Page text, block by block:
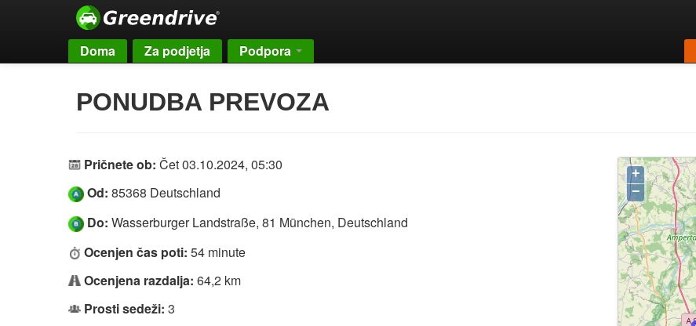
Doma Za podjetja Podpora
PONUDBA PREVOZA
Pričnete ob: Čet 03.10.2024, 05:30
Od: 85368 Deutschland
Do: Wasserburger Landstraße, 81 München, Deutschland
Ocenjen čas poti: 54 minute
Ocenjena razdalja: 64,2 km
Prosti sedeži: 3
+
−